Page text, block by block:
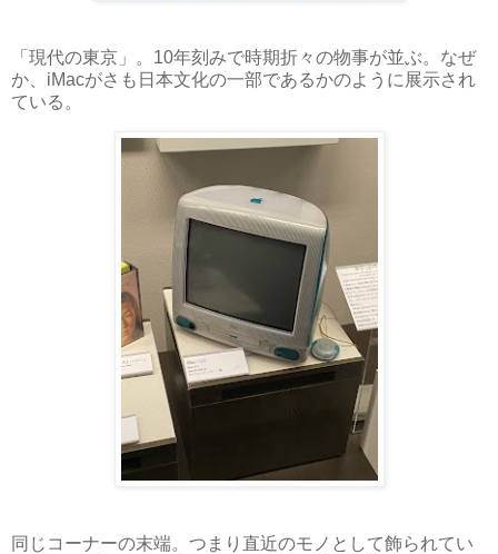
「現代の東京」。10年刻みで時期折々の物事が並ぶ。なぜ
か、iMacがさも日本文化の一部であるかのように展示され
ている。
同じコーナーの末端。つまり直近のモノとして飾られてい